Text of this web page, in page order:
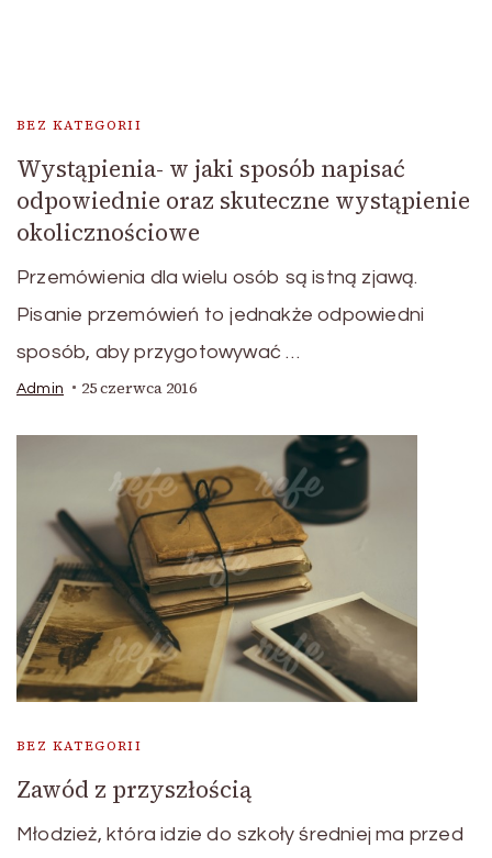
BEZ KATEGORII
Wystąpienia- w jaki sposób napisać
odpowiednie oraz skuteczne wystąpienie
okolicznościowe
Przemówienia dla wielu osób są istną zjawą.
Pisanie przemówień to jednakże odpowiedni
sposób, aby przygotowywać …
Admin 25 czerwca 2016
BEZ KATEGORII
Zawód z przyszłością
Młodzież, która idzie do szkoły średniej ma przed